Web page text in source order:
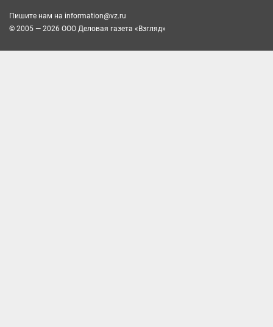
Пишите нам на information@vz.ru
© 2005 — 2026 ООО Деловая газета «Взгляд»